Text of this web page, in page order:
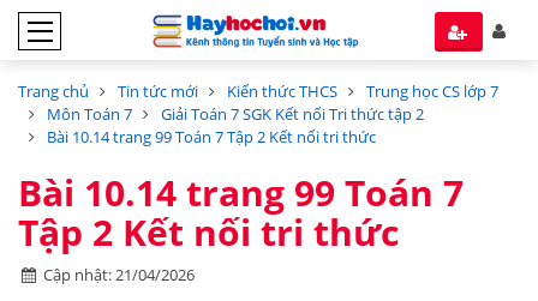
Trang chủ Tin tức mới Kiến thức THCS
Trung học CS lớp 7
Môn Toán 7
Giải Toán 7 SGK Kết nối Tri thức tập 2
Bài 10.14 trang 99 Toán 7 Tập 2 Kết nối tri thức
Bài 10.14 trang 99 Toán 7
Tập 2 Kết nối tri thức
Cập nhật: 21/04/2026